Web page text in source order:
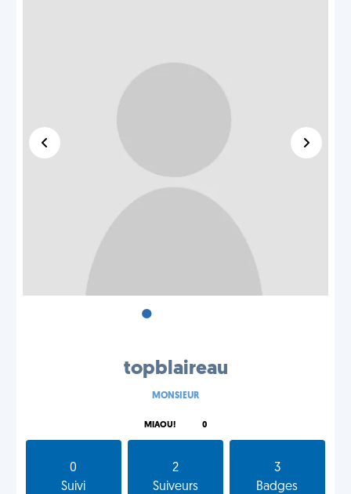
•
topblaireau
MONSIEUR
MIAOU! 0
0
Suivi
2
Suiveurs
3
Badges